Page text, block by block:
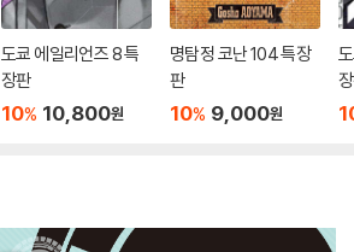
도쿄 에일리언즈 8 특
장판
10% 10,800원
명탐정 코난 104 특장
판
10% 9,000원